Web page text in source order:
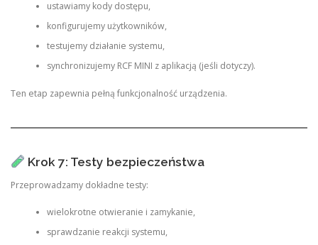
ustawiamy kody dostępu,
konfigurujemy użytkowników,
testujemy działanie systemu,
synchronizujemy RCF MINI z aplikacją (jeśli dotyczy).
Ten etap zapewnia pełną funkcjonalność urządzenia.
Krok 7: Testy bezpieczeństwa
Przeprowadzamy dokładne testy:
wielokrotne otwieranie i zamykanie,
sprawdzanie reakcji systemu,